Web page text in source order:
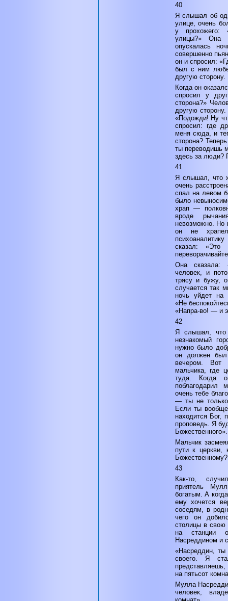
40
Я слышал об
улице, очень
у прохожего:
улицы?»
опускалась
совершенно
он и спросил:
был с ним
другую сторону.
Когда он
спросил у
сторона?»
другую
«Подожди! Ну
спросил: где
меня сюда, и
сторона?
ты переводишь
здесь за люди?
41
Я слышал, что
очень
спал на левом
было
храп —
вроде
невозможно. Но
он не
сказал: «Это
Она сказала:
человек, и
трясу и бужу,
случается так
ночь уйдет на
«Не
«Напра-во! — и
42
Я слышал, что
незнакомый
нужно было
он должен был
вечером. Вот
мальчика, где
туда. Когда
поблагодарил
очень тебе
— ты не
Если ты
находится Бог,
проповедь. Я
Божественного».
Мальчик
пути к церкви,
43
Как-то,
приятель
богатым. А
ему хочется
соседям, в
чего он
столицы в свою
на станции
Насреддином и
«Насреддин,
своего. Я
на пятьсот
Мулла
человек,